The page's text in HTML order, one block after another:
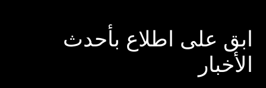
ابق على اطلاع بأحدث
الأخبار